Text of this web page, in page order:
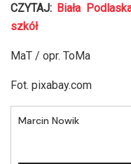
CZYTAJ: Biała
szkół
MaT / opr. ToMa
Fot. pixabay.com
Marcin Nowik